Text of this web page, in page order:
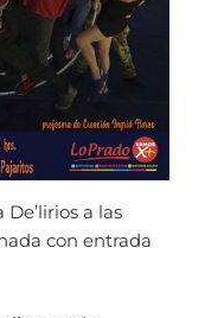
a las
con entrada